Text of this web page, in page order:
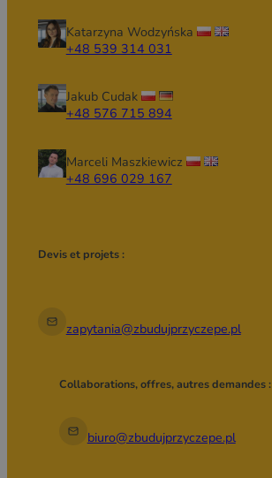
Katarzyna Wodzyńska
+48 539 314 031
Jakub Cudak
+48 576 715 894
Marceli Maszkiewicz
+48 696 029 167
Devis et projets :
zapytania@zbudujprzyczepe.pl
Collaborations, offres, autres demandes :
biuro@zbudujprzyczepe.pl